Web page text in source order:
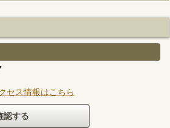
セス情報はこちら